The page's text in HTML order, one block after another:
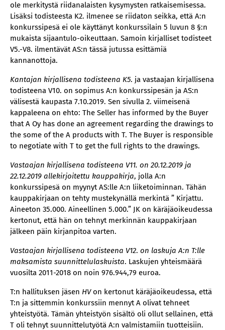
ole merkitystä riidanalaisten kysymysten ratkaisemisessa.
Lisäksi todisteesta K2. ilmenee se riidaton seikka, että A:n
konkurssipesä ei ole käyttänyt konkurssilain 5 luvun 8 §:n
mukaista sijaantulo-oikeuttaan. Samoin kirjalliset todisteet
V5.-V8. ilmentävät AS:n tässä jutussa esittämiä
kannanottoja.
Kantajan kirjallisena todisteena K5. ja vastaajan kirjallisena
todisteena V10. on sopimus A:n konkurssipesän ja AS:n
välisestä kaupasta 7.10.2019. Sen sivulla 2. viimeisenä
kappaleena on ehto: The Seller has informed by the Buyer
that A Oy has done an agreement regarding the drawings to
the some of the A products with T. The Buyer is responsible
to negotiate with T to get the full rights to the drawings.
Vastaajan kirjallisena todisteena V11. on 20.12.2019 ja
22.12.2019 allekirjoitettu kauppakirja, jolla A:n
konkurssipesä on myynyt AS:lle A:n liiketoiminnan. Tähän
kauppakirjaan on tehty mustekynällä merkintä ” Kirjattu.
Aineeton 35.000. Aineellinen 5.000.” JK on käräjäoikeudessa
kertonut, että hän on tehnyt merkinnän kauppakirjaan
jälkeen päin kirjanpitoa varten.
Vastaajan kirjallisena todisteena V12. on laskuja A:n T:lle
maksamista suunnittelulaskuista. Laskujen yhteismäärä
vuosilta 2011-2018 on noin 976.944,79 euroa.
T:n hallituksen jäsen HVon kertonut käräjäoikeudessa, että
T:n ja sittemmin konkurssiin mennyt A olivat tehneet
yhteistyötä. Tämän yhteistyön sisältö oli ollut sellainen, että
T oli tehnyt suunnittelutyötä A:n valmistamiin tuotteisiin.